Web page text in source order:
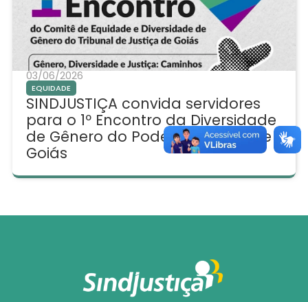
03/06/2026
EQUIDADE
SINDJUSTIÇA convida servidores
para o 1º Encontro da Diversidade
de Gênero do Poder Judiciário de
Goiás